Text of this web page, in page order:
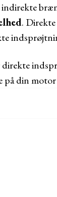
indirekte
.
direkte
på din